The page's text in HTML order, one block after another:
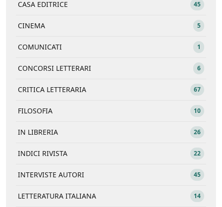
CASA EDITRICE 45
CINEMA 5
COMUNICATI 1
CONCORSI LETTERARI 6
CRITICA LETTERARIA 67
FILOSOFIA 10
IN LIBRERIA 26
INDICI RIVISTA 22
INTERVISTE AUTORI 45
LETTERATURA ITALIANA 14